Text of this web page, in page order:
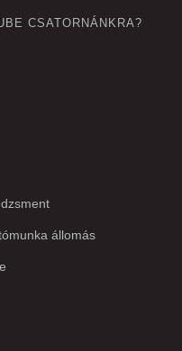
CSATORNÁNKRA?
állomás